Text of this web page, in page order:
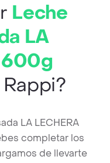
Leche
LA
600g
LA LECHERA
completar los
de llevarte